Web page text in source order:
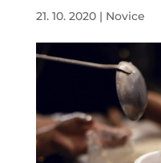
21. 10. 2020| Novice